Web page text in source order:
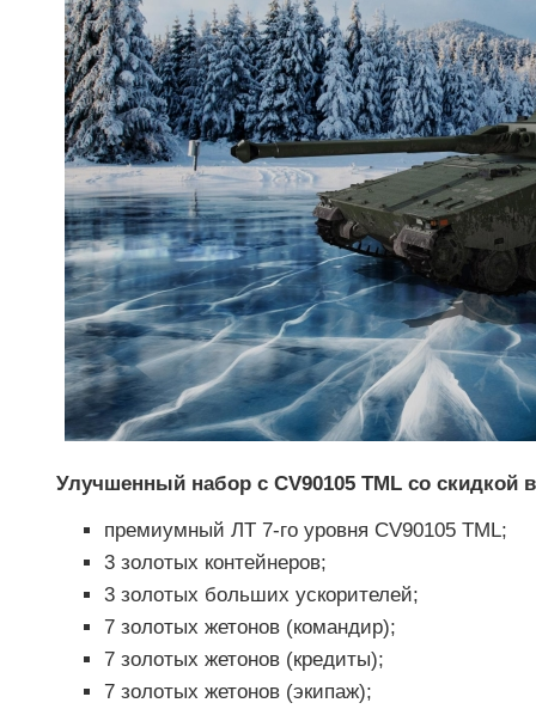
Улучшенный набор с CV90105 TML со скидкой
премиумный ЛТ 7-го уровня CV90105 TML;
3 золотых контейнеров;
3 золотых больших ускорителей;
7 золотых жетонов (командир);
7 золотых жетонов (кредиты);
7 золотых жетонов (экипаж);